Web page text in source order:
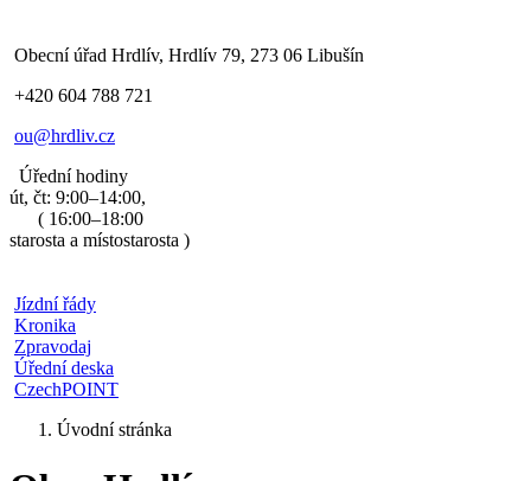
Obecní úřad Hrdlív, Hrdlív 79, 273 06 Libušín
+420 604 788 721
ou@hrdliv.cz
Úřední hodiny
út, čt: 9:00–14:00,
( 16:00–18:00
starosta a místostarosta )
Jízdní řády
Kronika
Zpravodaj
Úřední deska
CzechPOINT
Úvodní stránka